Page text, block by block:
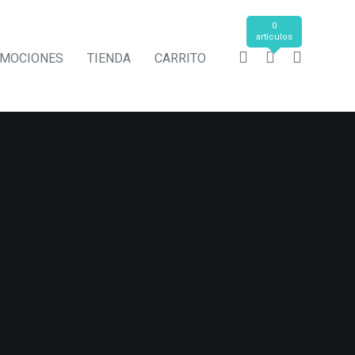
TIENDA CARRITO
0
artículos